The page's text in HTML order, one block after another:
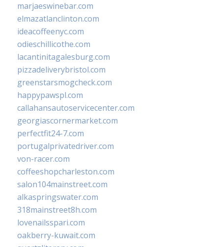
marjaeswinebar.com
elmazatlanclinton.com
ideacoffeenyc.com
odieschillicothe.com
lacantinitagalesburg.com
pizzadeliverybristol.com
greenstarsmogcheck.com
happypawspl.com
callahansautoservicecenter.com
georgiascornermarket.com
perfectfit24-7.com
portugalprivatedriver.com
von-racer.com
coffeeshopcharleston.com
salon104mainstreet.com
alkaspringswater.com
318mainstreet8h.com
lovenailsspari.com
oakberry-kuwait.com